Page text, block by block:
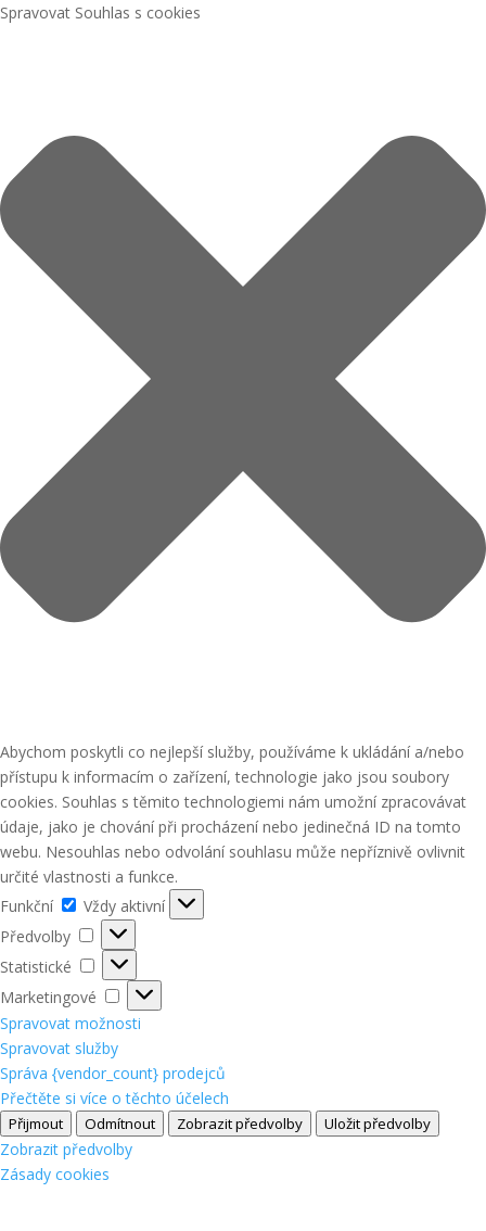
Spravovat Souhlas s cookies
Abychom poskytli co nejlepší služby, používáme k ukládání a/nebo
přístupu k informacím o zařízení, technologie jako jsou soubory
cookies. Souhlas s těmito technologiemi nám umožní zpracovávat
údaje, jako je chování při procházení nebo jedinečná ID na tomto
webu. Nesouhlas nebo odvolání souhlasu může nepříznivě ovlivnit
určité vlastnosti a funkce.
Funkční
Funkční
Vždy aktivní
Předvolby
Předvolby
Statistické
Statistické
Marketingové
Marketingové
Spravovat možnosti
Spravovat služby
Správa {vendor_count} prodejců
Přečtěte si více o těchto účelech
Přijmout Odmítnout Zobrazit předvolby Uložit předvolby
Zobrazit předvolby
Zásady cookies